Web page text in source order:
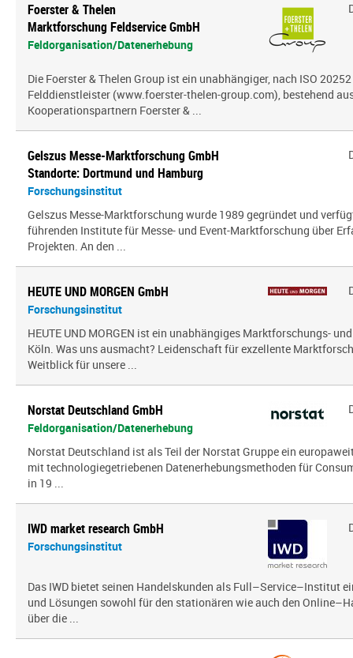
Foerster & Thelen
Marktforschung Feldservice GmbH
Feldorganisation/Datenerhebung
Die Foerster & Thelen Group ist ein unabhängiger, nach ISO
Felddienstleister (www.foerster-thelen-group.com), bestehend
Kooperationspartnern Foerster & ...
Gelszus Messe-Marktforschung GmbH
Standorte: Dortmund und Hamburg
Forschungsinstitut
Gelszus Messe-Marktforschung wurde 1989 gegründet und
führenden Institute für Messe- und Event-Marktforschung über
Projekten. An den ...
HEUTE UND MORGEN GmbH
Forschungsinstitut
HEUTE UND MORGEN ist ein unabhängiges Marktforschungs-
Köln. Was uns ausmacht? Leidenschaft für exzellente
Weitblick für unsere ...
Norstat Deutschland GmbH
Feldorganisation/Datenerhebung
Norstat Deutschland ist als Teil der Norstat Gruppe ein
mit technologiegetriebenen Datenerhebungsmethoden für
in 19 ...
IWD market research GmbH
Forschungsinstitut
Das IWD bietet seinen Handelskunden als Full–Service–Institut
und Lösungen sowohl für den stationären wie auch den
über die ...